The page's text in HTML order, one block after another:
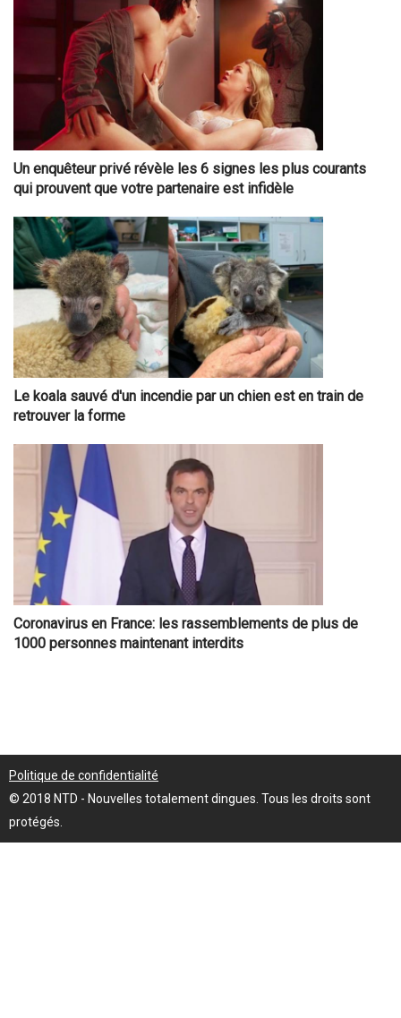
Un enquêteur privé révèle les 6 signes les plus courants
qui prouvent que votre partenaire est infidèle
Le koala sauvé d'un incendie par un chien est en train de
retrouver la forme
Coronavirus en France: les rassemblements de plus de
1000 personnes maintenant interdits
Politique de confidentialité
© 2018 NTD - Nouvelles totalement dingues. Tous les droits sont
protégés.